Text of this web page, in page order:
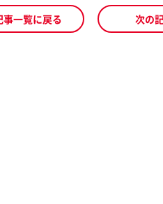
事一覧に戻る 次の